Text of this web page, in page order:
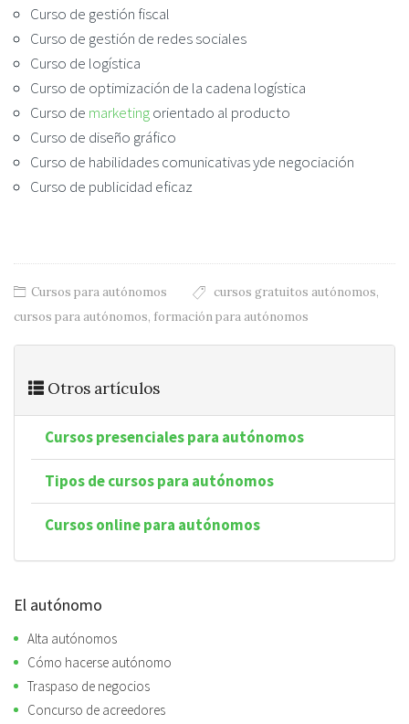
Curso de gestión fiscal
Curso de gestión de redes sociales
Curso de logística
Curso de optimización de la cadena logística
Curso de marketingorientado al producto
Curso de diseño gráfico
Curso de habilidades comunicativas yde negociación
Curso de publicidad eficaz
Cursos para autónomos cursos gratuitos autónomos,
cursos para autónomos, formación para autónomos
Otros artículos
Cursos presenciales para autónomos
Tipos de cursos para autónomos
Cursos online para autónomos
El autónomo
Alta autónomos
Cómo hacerse autónomo
Traspaso de negocios
Concurso de acreedores